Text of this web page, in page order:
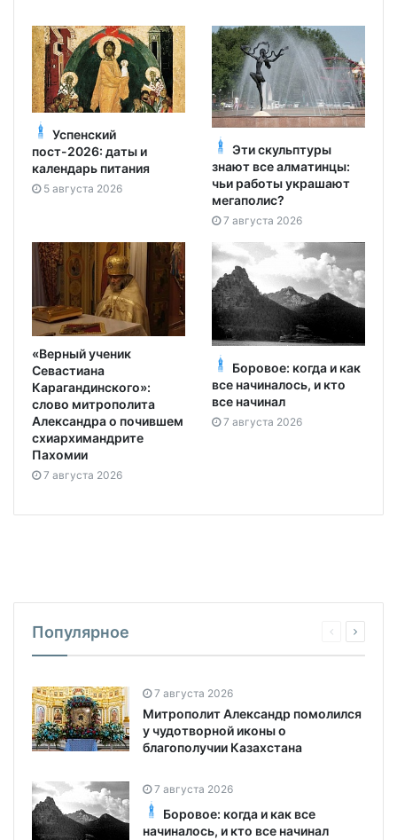
Успенский
пост-2026: даты и
календарь питания
5 августа 2026
Эти скульптуры
знают все алматинцы:
чьи работы украшают
мегаполис?
7 августа 2026
«Верный ученик
Севастиана
Карагандинского»:
слово митрополита
Александра о почившем
схиархимандрите
Пахомии
7 августа 2026
Боровое: когда и как
все начиналось, и кто
все начинал
7 августа 2026
Популярное
7 августа 2026
Митрополит Александр помолился
у чудотворной иконы о
благополучии Казахстана
7 августа 2026
Боровое: когда и как все
начиналось, и кто все начинал